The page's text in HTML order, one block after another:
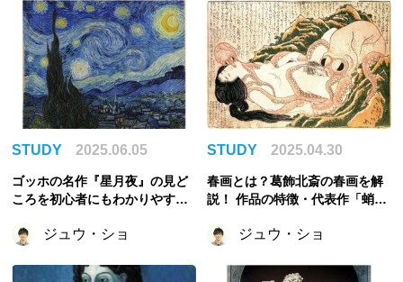
STUDY 2025.06.05
ゴッホの名作『星月夜』の見ど
ころを初心者にもわかりやすく
ジュウ・ショ
STUDY 2025.04.30
春画とは？葛飾北斎の春画を解
説！ 作品の特徴・代表作「蛸と
ジュウ・ショ